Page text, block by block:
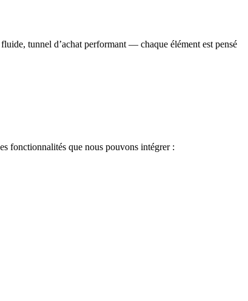
tunnel d’achat performant — chaque élément est pensé
fonctionnalités que nous pouvons intégrer :